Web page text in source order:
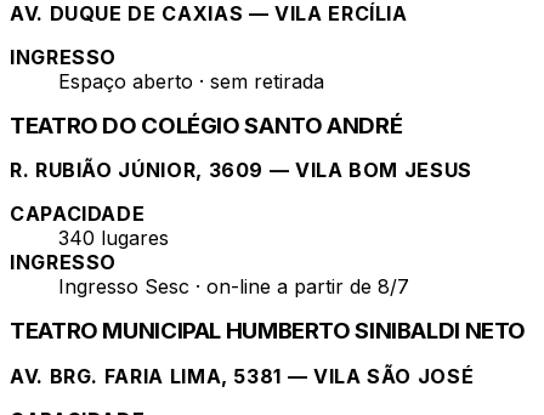
AV. DUQUE DE CAXIAS — VILA ERCÍLIA
INGRESSO
Espaço aberto · sem retirada
TEATRO DO COLÉGIO SANTO ANDRÉ
R. RUBIÃO JÚNIOR, 3609 — VILA BOM JESUS
CAPACIDADE
340 lugares
INGRESSO
Ingresso Sesc · on-line a partir de 8/7
TEATRO MUNICIPAL HUMBERTO SINIBALDI NETO
AV. BRG. FARIA LIMA, 5381 — VILA SÃO JOSÉ